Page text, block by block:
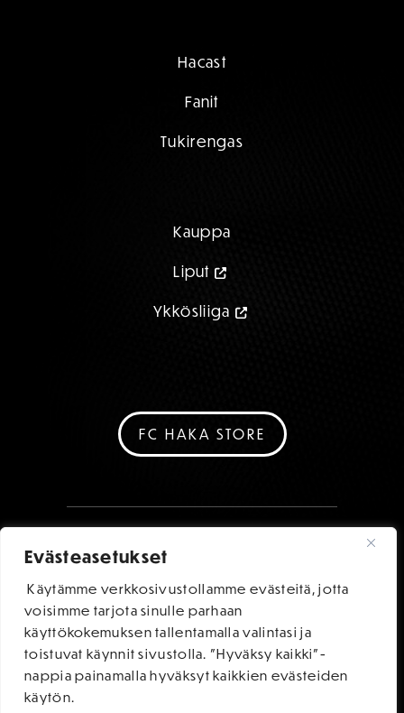
Evästeasetukset
Käytämme verkkosivustollamme evästeitä, jotta
voisimme tarjota sinulle parhaan
käyttökokemuksen tallentamalla valintasi ja
toistuvat käynnit sivustolla. "Hyväksy kaikki"-
nappia painamalla hyväksyt kaikkien evästeiden
käytön.
Hacast
Fanit
Tukirengas
Kauppa
Liput
Ykkösliiga
FC HAKA STORE